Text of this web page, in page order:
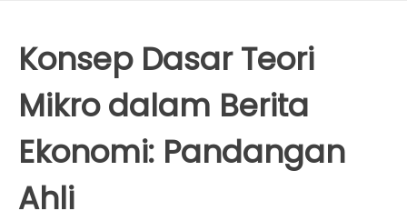
Konsep Dasar Teori
Mikro dalam Berita
Ekonomi: Pandangan
Ahli